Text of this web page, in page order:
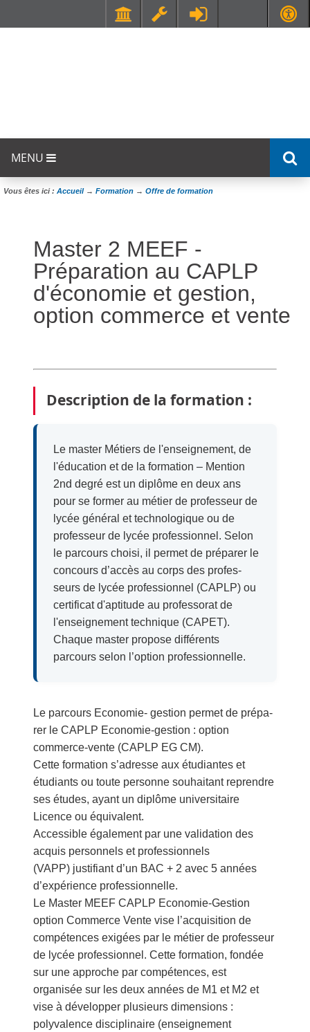
MENU
Vous êtes ici : Accueil→ Formation → Offre de formation
Master 2 MEEF -
Préparation au CAPLP
d'économie et gestion,
option commerce et vente
Description de la formation :
Le master Métiers de l'enseignement, de
l'éducation et de la formation – Mention
2nd degré est un diplôme en deux ans
pour se former au métier de professeur de
lycée général et technologique ou de
professeur de lycée professionnel. Selon
le parcours choisi, il permet de préparer le
concours d’accès au corps des profes­
seurs de lycée professionnel (CAPLP) ou
certificat d'aptitude au professorat de
l'enseignement technique (CAPET).
Chaque master propose différents
parcours selon l’option professionnelle.
Le parcours Economie- gestion permet de prépa­
rer le CAPLP Economie-gestion : option
commerce-vente (CAPLP EG CM).
Cette formation s’adresse aux étudiantes et
étudiants ou toute personne souhai­tant reprendre
ses études, ayant un diplôme universitaire
Licence ou équivalent.
Accessible également par une validation des
acquis personnels et professionnels
(VAPP) justifiant d’un BAC + 2 avec 5 années
d’expérience professionnelle.
Le Master MEEF CAPLP Economie-Gestion
option Commerce Vente vise l’acquisition de
compétences exigées par le métier de professeur
de lycée professionnel. Cette formation, fondée
sur une approche par compétences, est
organisée sur les deux années de M1 et M2 et
vise à développer plusieurs dimensions :
polyvalence disciplinaire (enseignement